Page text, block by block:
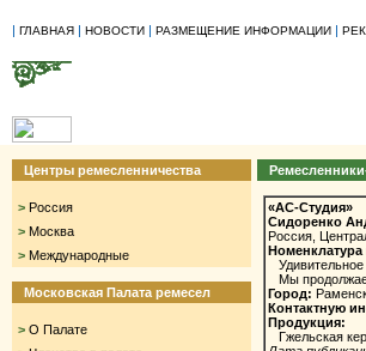
| ГЛАВНАЯ | НОВОСТИ | РАЗМЕЩЕНИЕ ИНФОРМАЦИИ |
Центры ремесленничества
> Россия
> Москва
> Международные
Московская Палата ремесел
> О Палате
«АС-Студия»
Сидоренко
Россия,
Номенклатура
Удивительное
Мы
Город:
Контактную
Продукция:
Гжельская